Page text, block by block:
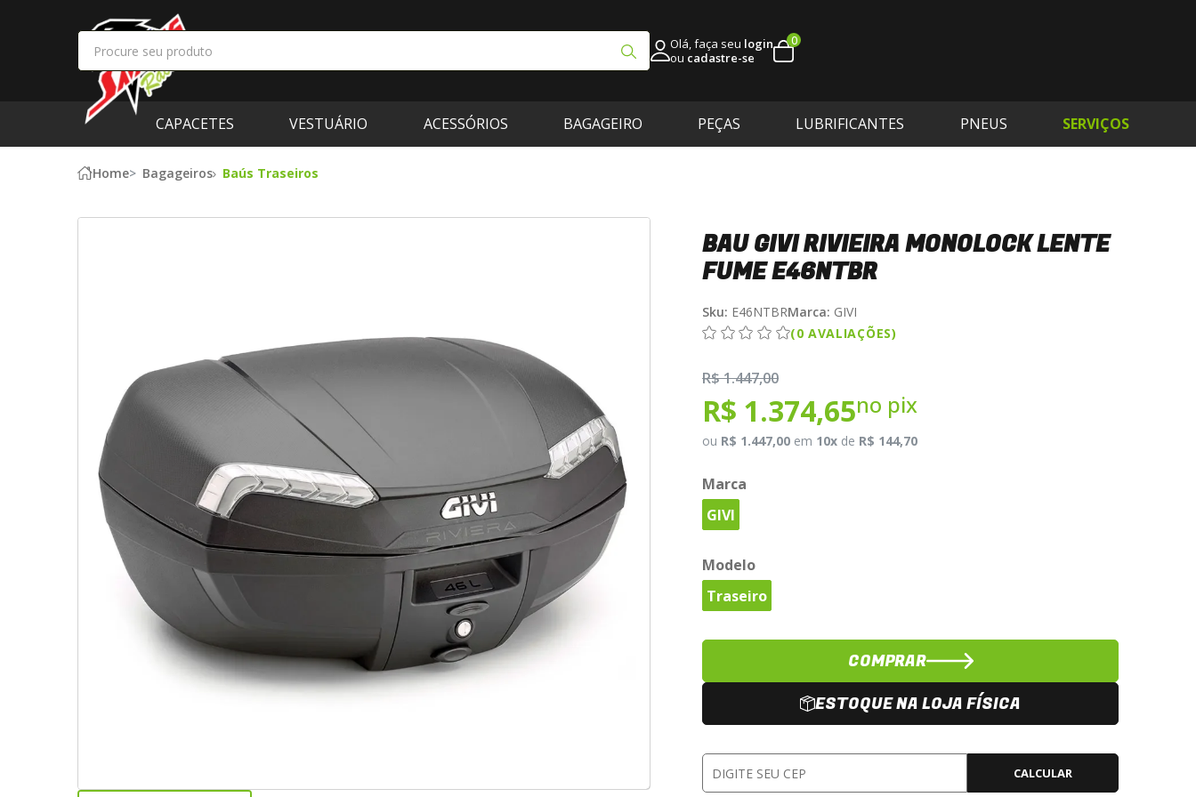
Olá, faça seu login
ou cadastre-se
0
CAPACETES VESTUÁRIO ACESSÓRIOS BAGAGEIRO PEÇAS LUBRIFICANTES PNEUS SERVIÇOS
Home Bagageiros Baús Traseiros
BAU GIVI RIVIEIRA MONOLOCK LENTE
FUME E46NTBR
Sku: E46NTBRMarca: GIVI
(0 AVALIAÇÕES)
R$ 1.447,00
R$ 1.374,65no pix
ou R$ 1.447,00 em 10x de R$ 144,70
Marca
GIVI
Modelo
Traseiro
COMPRAR
ESTOQUE NA LOJA FÍSICA
CALCULAR